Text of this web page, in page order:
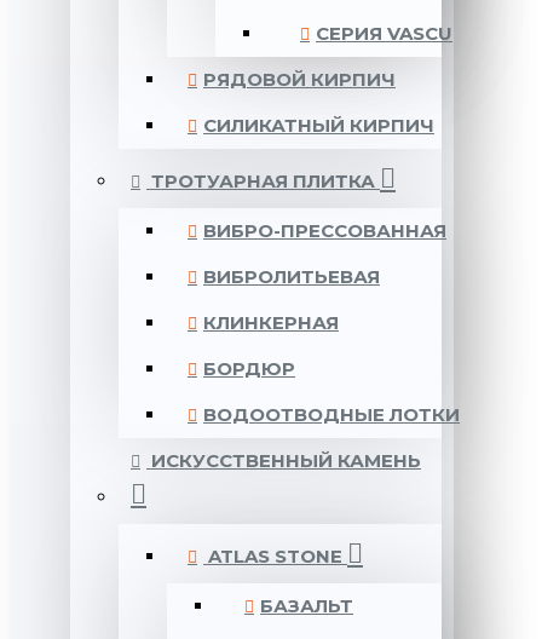
CЕРИЯ VASCU
РЯДОВОЙ КИРПИЧ
СИЛИКАТНЫЙ КИРПИЧ
ТРОТУАРНАЯ ПЛИТКА
ВИБРО-ПРЕССОВАННАЯ
ВИБРОЛИТЬЕВАЯ
КЛИНКЕРНАЯ
БОРДЮР
ВОДООТВОДНЫЕ ЛОТКИ
ИСКУССТВЕННЫЙ КАМЕНЬ
ATLAS STONE
БАЗАЛЬТ